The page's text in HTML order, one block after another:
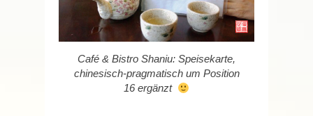
Café & Bistro Shaniu: Speisekarte,
chinesisch-pragmatisch um Position
16 ergänzt